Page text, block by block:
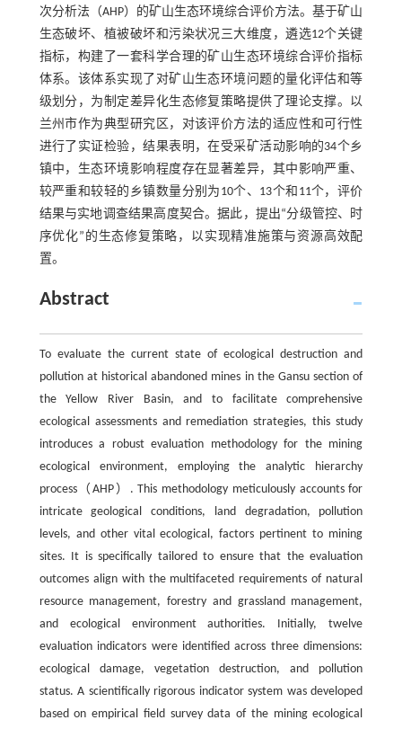
次分析法（AHP）的矿山生态环境综合评价方法。基于矿山
生态破坏、植被破坏和污染状况三大维度，遴选12个关键
指标，构建了一套科学合理的矿山生态环境综合评价指标
体系。该体系实现了对矿山生态环境问题的量化评估和等
级划分，为制定差异化生态修复策略提供了理论支撑。以
兰州市作为典型研究区，对该评价方法的适应性和可行性
进行了实证检验，结果表明，在受采矿活动影响的34个乡
镇中，生态环境影响程度存在显著差异，其中影响严重、
较严重和较轻的乡镇数量分别为10个、13个和11个，评价
结果与实地调查结果高度契合。据此，提出“分级管控、时
序优化”的生态修复策略，以实现精准施策与资源高效配
置。
Abstract
To evaluate the current state of ecological destruction and
pollution at historical abandoned mines in the Gansu section of
the Yellow River Basin, and to facilitate comprehensive
ecological assessments and remediation strategies, this study
introduces a robust evaluation methodology for the mining
ecological environment, employing the analytic hierarchy
process（AHP）. This methodology meticulously accounts for
intricate geological conditions, land degradation, pollution
levels, and other vital ecological, factors pertinent to mining
sites. It is specifically tailored to ensure that the evaluation
outcomes align with the multifaceted requirements of natural
resource management, forestry and grassland management,
and ecological environment authorities. Initially, twelve
evaluation indicators were identified across three dimensions:
ecological damage, vegetation destruction, and pollution
status. A scientifically rigorous indicator system was developed
based on empirical field survey data of the mining ecological